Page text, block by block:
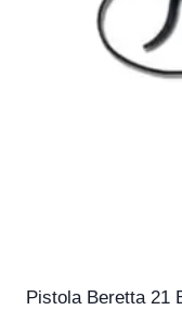
Pistola Beretta 21